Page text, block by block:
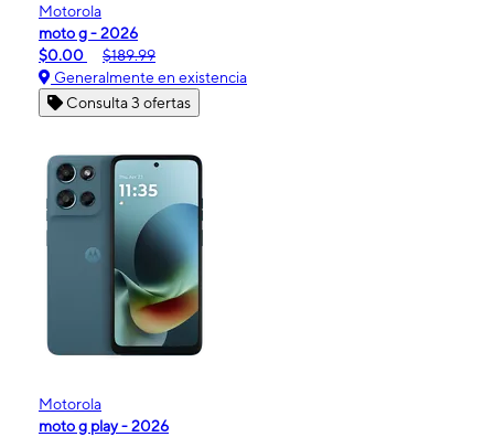
Motorola
moto g - 2026
$0.00
$189.99
Generalmente en existencia
Consulta 3 ofertas
Motorola
moto g play - 2026